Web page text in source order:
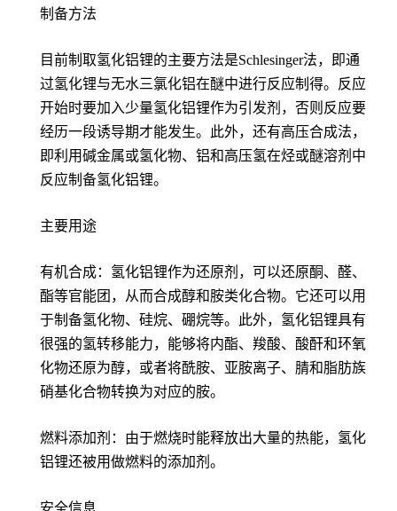
制备方法
目前制取氢化铝锂的主要方法是Schlesinger法，即通
过氢化锂与无水三氯化铝在醚中进行反应制得。反应
开始时要加入少量氢化铝锂作为引发剂，否则反应要
经历一段诱导期才能发生。此外，还有高压合成法，
即利用碱金属或氢化物、铝和高压氢在烃或醚溶剂中
反应制备氢化铝锂。
主要用途
有机合成：氢化铝锂作为还原剂，可以还原酮、醛、
酯等官能团，从而合成醇和胺类化合物。它还可以用
于制备氢化物、硅烷、硼烷等。此外，氢化铝锂具有
很强的氢转移能力，能够将内酯、羧酸、酸酐和环氧
化物还原为醇，或者将酰胺、亚胺离子、腈和脂肪族
硝基化合物转换为对应的胺。
燃料添加剂：由于燃烧时能释放出大量的热能，氢化
铝锂还被用做燃料的添加剂。